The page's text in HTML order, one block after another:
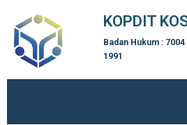
KOPDIT
Badan Hukum :
1991